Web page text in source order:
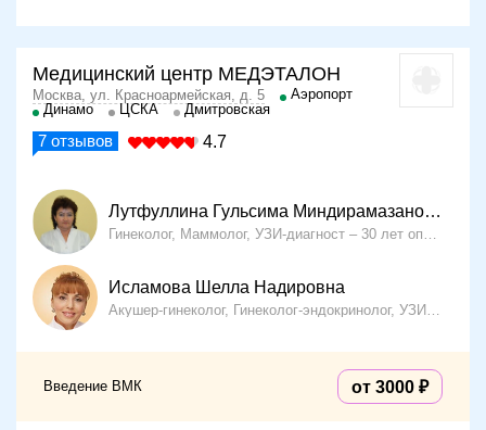
Медицинский центр МЕДЭТАЛОН
Москва, ул. Красноармейская, д. 5
Аэропорт
Динамо
ЦСКА Дмитровская
7 отзывов 4.7
Лутфуллина Гульсима Миндирамазановна
Гинеколог, Маммолог, УЗИ-диагност 30 лет опыта
Исламова Шелла Надировна
Акушер-гинеколог, Гинеколог-эндокринолог, УЗИ-диагност
Введение ВМК от 3000